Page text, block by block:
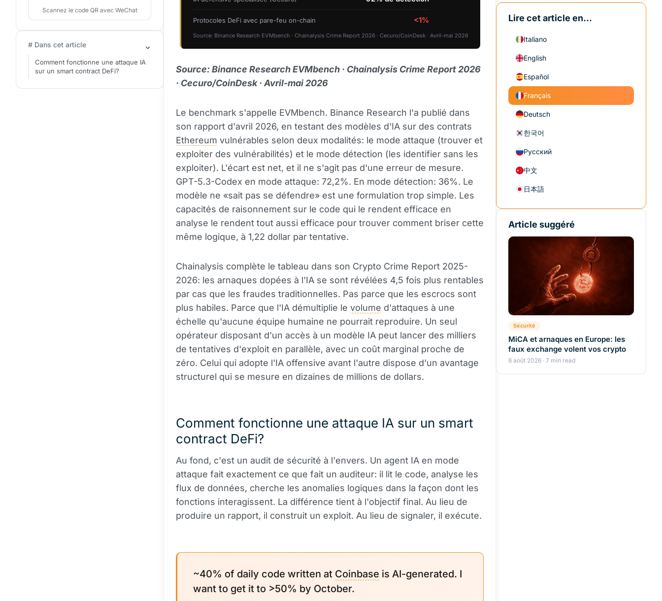
Protocoles DeFi avec pare-feu on-chain <1%
Source: Binance Research EVMbench · Chainalysis Crime Report 2026 · Cecuro/CoinDesk · Avril-mai 2026
Source: Binance Research EVMbench · Chainalysis Crime Report 2026
· Cecuro/CoinDesk · Avril-mai 2026
Le benchmark s'appelle EVMbench. Binance Research l'a publié dans
son rapport d'avril 2026, en testant des modèles d'IA sur des contrats
Ethereum vulnérables selon deux modalités: le mode attaque (trouver et
exploiter des vulnérabilités) et le mode détection (les identifier sans les
exploiter). L'écart est net, et il ne s'agit pas d'une erreur de mesure.
GPT-5.3-Codex en mode attaque: 72,2%. En mode détection: 36%. Le
modèle ne «sait pas se défendre» est une formulation trop simple. Les
capacités de raisonnement sur le code qui le rendent efficace en
analyse le rendent tout aussi efficace pour trouver comment briser cette
même logique, à 1,22 dollar par tentative.
Chainalysis complète le tableau dans son Crypto Crime Report 2025-
2026: les arnaques dopées à l'IA se sont révélées 4,5 fois plus rentables
par cas que les fraudes traditionnelles. Pas parce que les escrocs sont
plus habiles. Parce que l'IA démultiplie le volume d'attaques à une
échelle qu'aucune équipe humaine ne pourrait reproduire. Un seul
opérateur disposant d'un accès à un modèle IA peut lancer des milliers
de tentatives d'exploit en parallèle, avec un coût marginal proche de
zéro. Celui qui adopte l'IA offensive avant l'autre dispose d'un avantage
structurel qui se mesure en dizaines de millions de dollars.
Comment fonctionne une attaque IA sur un smart
contract DeFi?
Au fond, c'est un audit de sécurité à l'envers. Un agent IA en mode
attaque fait exactement ce que fait un auditeur: il lit le code, analyse les
flux de données, cherche les anomalies logiques dans la façon dont les
fonctions interagissent. La différence tient à l'objectif final. Au lieu de
produire un rapport, il construit un exploit. Au lieu de signaler, il exécute.
~40% of daily code written at Coinbase is AI-generated. I
want to get it to >50% by October.
Scannez le code QR avec WeChat
# Dans cet article
Comment fonctionne une attaque IA
sur un smart contract DeFi?
Lire cet article en...
Italiano
English
Español
Français
Deutsch
한국어
Русский
中文
日本語
Article suggéré
Sécurité
MiCA et arnaques en Europe: les
faux exchange volent vos crypto
6 août 2026 · 7 min read